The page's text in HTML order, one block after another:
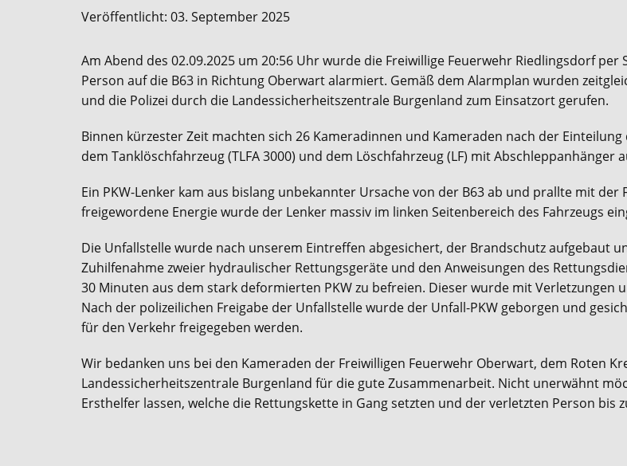
Veröffentlicht: 03. September 2025
Am Abend des 02.09.2025 um 20:56 Uhr wurde die Freiwillige Feuerwehr Riedlingsdorf
Person auf die B63 in Richtung Oberwart alarmiert. Gemäß dem Alarmplan wurden
und die Polizei durch die Landessicherheitszentrale Burgenland zum Einsatzort gerufen.
Binnen kürzester Zeit machten sich 26 Kameradinnen und Kameraden nach der
dem Tanklöschfahrzeug (TLFA 3000) und dem Löschfahrzeug (LF) mit Abschleppanhänger
Ein PKW-Lenker kam aus bislang unbekannter Ursache von der B63 ab und prallte mit
freigewordene Energie wurde der Lenker massiv im linken Seitenbereich des Fahrzeugs
Die Unfallstelle wurde nach unserem Eintreffen abgesichert, der Brandschutz aufgebaut
Zuhilfenahme zweier hydraulischer Rettungsgeräte und den Anweisungen des
30 Minuten aus dem stark deformierten PKW zu befreien. Dieser wurde mit
Nach der polizeilichen Freigabe der Unfallstelle wurde der Unfall-PKW geborgen und
für den Verkehr freigegeben werden.
Wir bedanken uns bei den Kameraden der Freiwilligen Feuerwehr Oberwart, dem Roten
Landessicherheitszentrale Burgenland für die gute Zusammenarbeit. Nicht unerwähnt
Ersthelfer lassen, welche die Rettungskette in Gang setzten und der verletzten Person bis